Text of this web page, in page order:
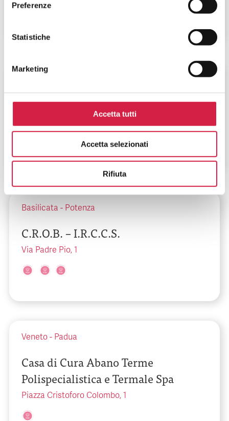
Preferenze
Statistiche
Marketing
Accetta tutti
Accetta selezionati
Rifiuta
C.B.H. Presidio Mater Dei
Basilicata - Potenza
C.R.O.B. – I.R.C.C.S.
Via Padre Pio, 1
Veneto - Padua
Casa di Cura Abano Terme
Polispecialistica e Termale Spa
Piazza Cristoforo Colombo, 1